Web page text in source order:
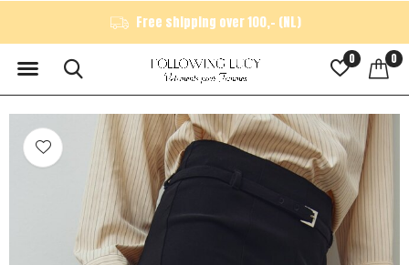
0 0
Free shipping over 100,- (NL)